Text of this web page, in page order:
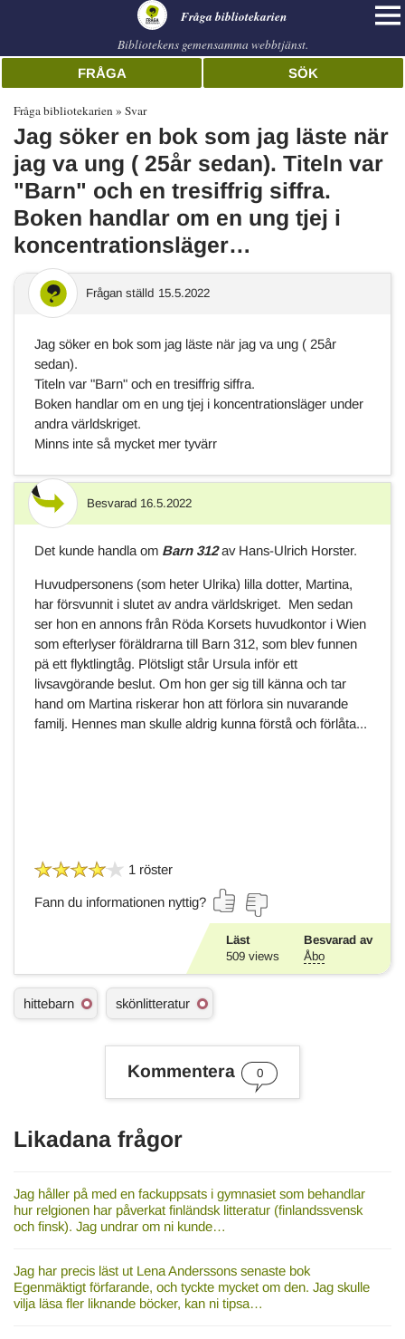
Fråga bibliotekarien
Bibliotekens gemensamma webbtjänst.
FRÅGA SÖK
Fråga bibliotekarien Svar
Jag söker en bok som jag läste när
jag va ung ( 25år sedan). Titeln var
"Barn" och en tresiffrig siffra.
Boken handlar om en ung tjej i
koncentrationsläger…
Frågan ställd 15.5.2022
Jag söker en bok som jag läste när jag va ung ( 25år
sedan).
Titeln var "Barn" och en tresiffrig siffra.
Boken handlar om en ung tjej i koncentrationsläger under
andra världskriget.
Minns inte så mycket mer tyvärr
Svar Besvarad 16.5.2022
Det kunde handla om Barn 312av Hans-Ulrich Horster.
Huvudpersonens (som heter Ulrika) lilla dotter, Martina,
har försvunnit i slutet av andra världskriget. Men sedan
ser hon en annons från Röda Korsets huvudkontor i Wien
som efterlyser föräldrarna till Barn 312, som blev funnen
pä ett flyktlingtåg. Plötsligt står Ursula inför ett
livsavgörande beslut. Om hon ger sig till känna och tar
hand om Martina riskerar hon att förlora sin nuvarande
familj. Hennes man skulle aldrig kunna förstå och förlåta...
1 röster
Fann du informationen nyttig?
Läst
509 views
Besvarad av
Åbo
Ä
m
hittebarn skönlitteratur
Kommentera 0
Likadana frågor
Jag håller på med en fackuppsats i gymnasiet som behandlar
hur relgionen har påverkat finländsk litteratur (finlandssvensk
och finsk). Jag undrar om ni kunde…
Jag har precis läst ut Lena Anderssons senaste bok
Egenmäktigt förfarande, och tyckte mycket om den. Jag skulle
vilja läsa fler liknande böcker, kan ni tipsa…